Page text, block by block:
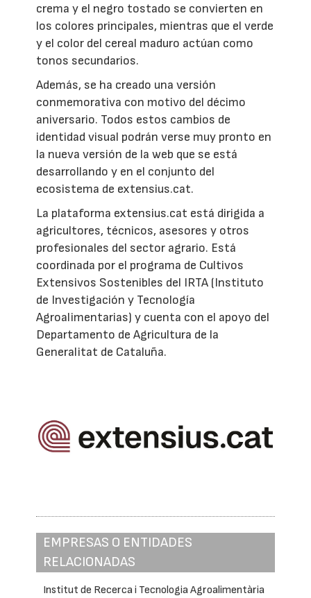
crema y el negro tostado se convierten en
los colores principales, mientras que el verde
y el color del cereal maduro actúan como
tonos secundarios.
Además, se ha creado una versión
conmemorativa con motivo del décimo
aniversario. Todos estos cambios de
identidad visual podrán verse muy pronto en
la nueva versión de la web que se está
desarrollando y en el conjunto del
ecosistema de extensius.cat.
La plataforma extensius.cat está dirigida a
agricultores, técnicos, asesores y otros
profesionales del sector agrario. Está
coordinada por el programa de Cultivos
Extensivos Sostenibles del IRTA (Instituto
de Investigación y Tecnología
Agroalimentarias) y cuenta con el apoyo del
Departamento de Agricultura de la
Generalitat de Cataluña.
EMPRESAS O ENTIDADES
RELACIONADAS
Institut de Recerca i Tecnologia Agroalimentària